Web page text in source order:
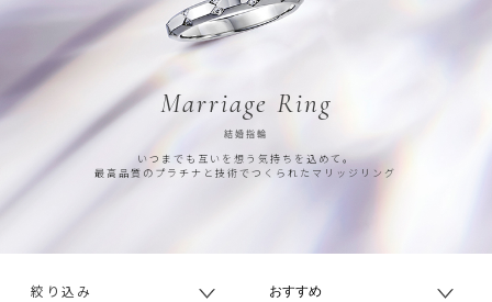
Marriage Ring
結婚指輪
いつまでも互いを想う気持ちを込めて。
最高品質のプラチナと技術でつくられたマリッジリング
絞り込み